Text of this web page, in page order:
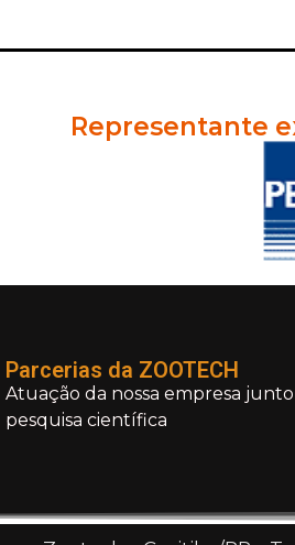
Representante
Parcerias da ZOOTECH
Atuação da nossa empresa junto
pesquisa científica